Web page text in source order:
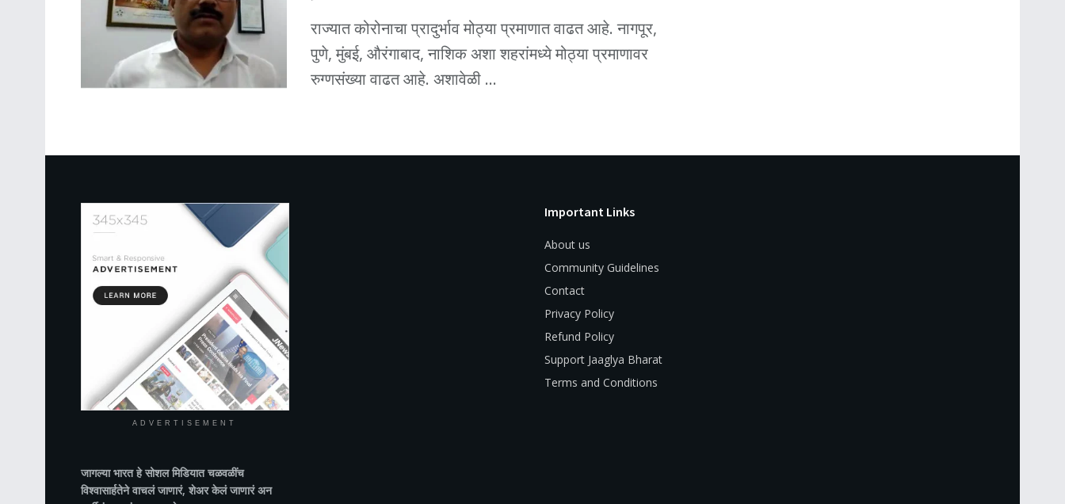
राज्यात कोरोनाचा प्रादुर्भाव मोठ्या प्रमाणात वाढत आहे. नागपूर,
पुणे, मुंबई, औरंगाबाद, नाशिक अशा शहरांमध्ये मोठ्या प्रमाणावर
रुग्णसंख्या वाढत आहे. अशावेळी ...
ADVERTISEMENT
जागल्या भारतहे सोशल मिडियात चळवळींच
विश्वासार्हतेने वाचलं जाणारं, शेअर केलं जाणारं अन
Important Links
About us
Community Guidelines
Contact
Privacy Policy
Refund Policy
Support Jaaglya Bharat
Terms and Conditions